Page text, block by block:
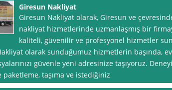
Giresun Nakliyat
Giresun Nakliyat olarak, Giresun ve
nakliyat hizmetlerinde uzmanlaşmış bir
kaliteli, güvenilir ve profesyonel hizmetler
olarak sunduğumuz hizmetlerin başında,
güvenle yeni adresinize taşıyoruz.
paketleme, taşıma ve istediğiniz